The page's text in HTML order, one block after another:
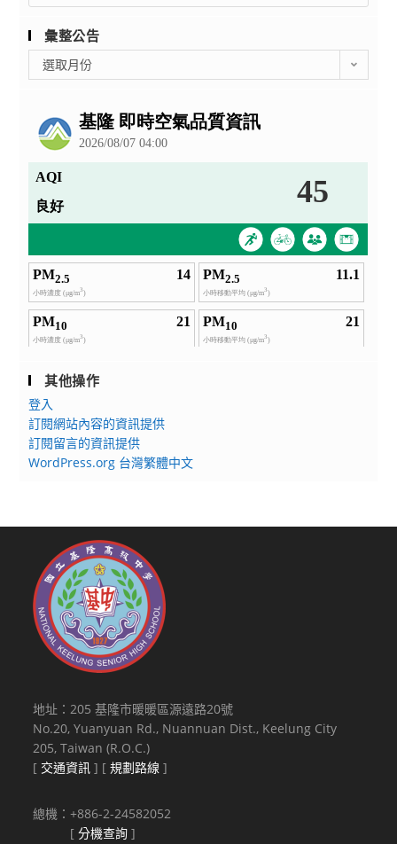
彙整公告
整
選取月份
其他操作
登入
訂閱網站內容的資訊提供
訂閱留言的資訊提供
WordPress.org 台灣繁體中文
地址：205 基隆市暖暖區源遠路20號
No.20, Yuanyuan Rd., Nuannuan Dist., Keelung City
205, Taiwan (R.O.C.)
[ 交通資訊 ] [規劃路線 ]
總機：+886-2-24582052
[分機查詢 ]